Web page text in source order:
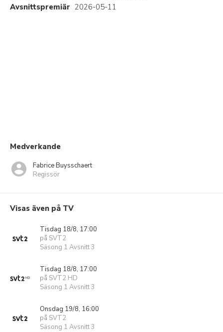
Avsnittspremiär 2026-05-11
Medverkande
Fabrice Buysschaert
Regissör
Visas även på TV
Tisdag 18/8, 17:00
på SVT2
Säsong 1 Avsnitt 3
Tisdag 18/8, 17:00
på SVT2 HD
Säsong 1 Avsnitt 3
Onsdag 19/8, 16:00
på SVT2
Säsong 1 Avsnitt 3